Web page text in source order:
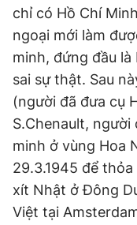
chỉ có Hồ Chí
ngoại mới làm
minh, đứng đầu
sai sự thật. Sau
(người đã đưa cụ
S.Chenault,
minh ở vùng Hoa
29.3.1945 để
xít Nhật ở Đông
Việt tại